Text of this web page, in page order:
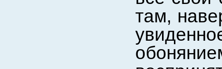
там,